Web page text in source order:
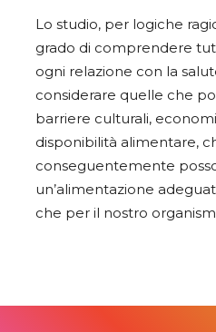
Lo studio, per logiche
grado di comprendere
ogni relazione con la
considerare quelle che
barriere culturali,
disponibilità alimentare,
conseguentemente
un’alimentazione
che per il nostro